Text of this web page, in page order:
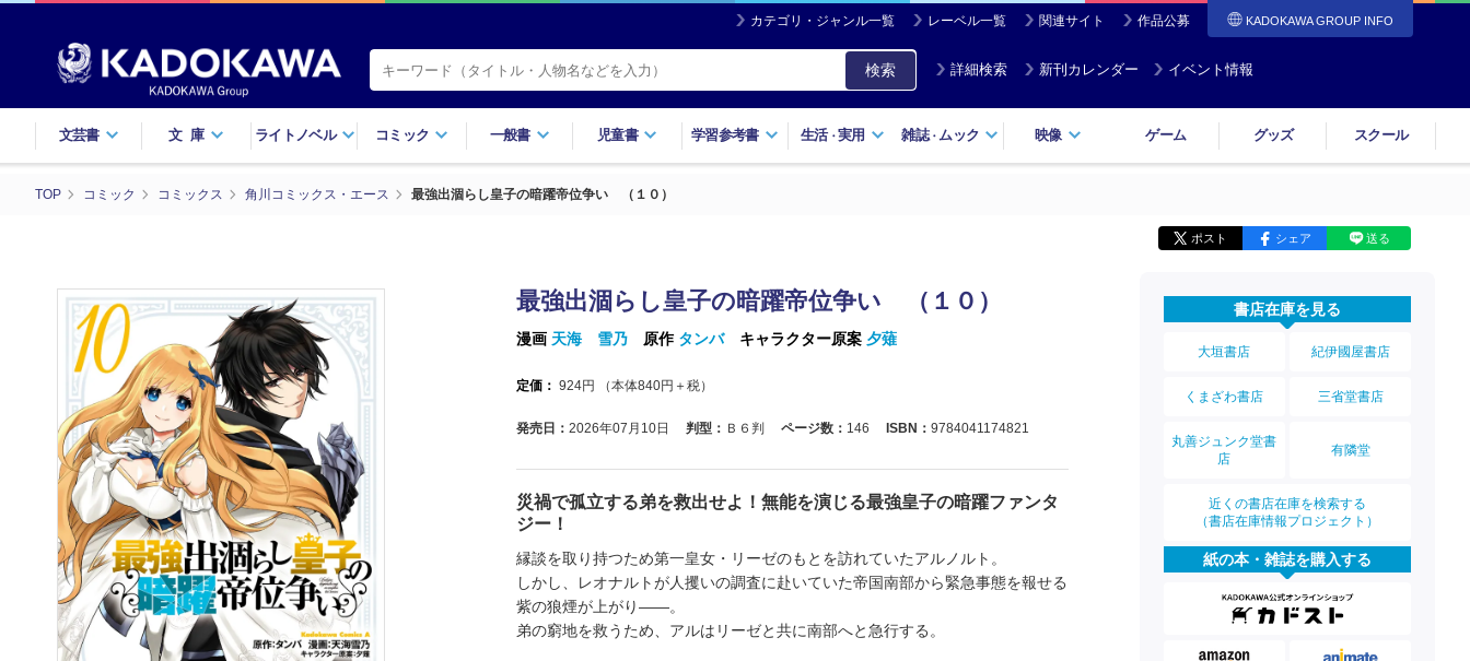
カテゴリ・ジャンル一覧 レーベル一覧 関連サイト 作品公募 KADOKAWA GROUP INFO
検索 詳細検索 新刊カレンダー イベント情報
文芸書 文庫 ライトノベル コミック 一般書 児童書 学習参考書 生活・実用 雑誌・ ムック 映像 ゲーム グッズ スクール
TOP コミック コミックス 角川コミックス・エース 最強出涸らし皇子の暗躍帝位争い （１０）
ポスト シェア 送る
最強出涸らし皇子の暗躍帝位争い （１０）
漫画 天海 雪乃 原作 タンバ キャラクター原案 夕薙
定価： 924円 （本体840円＋税）
発売日： 2026年07月10日 判型： Ｂ６判 ページ数： 146 ISBN： 9784041174821
災禍で孤立する弟を救出せよ！無能を演じる最強皇子の暗躍ファンタ
ジー！
縁談を取り持つため第一皇女・リーゼのもとを訪れていたアルノルト。
しかし、レオナルトが人攫いの調査に赴いていた帝国南部から緊急事態を報せる
紫の狼煙が上がり――。
弟の窮地を救うため、アルはリーゼと共に南部へと急行する。
書店在庫を見る
大垣書店 紀伊國屋書店
くまざわ書店 三省堂書店
丸善ジュンク堂書
店
有隣堂
近くの書店在庫を検索する
（書店在庫情報プロジェクト）
紙の本・雑誌を購入する